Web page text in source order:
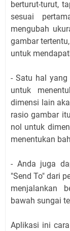
berturut-turut,
sesuai
mengubah
gambar
untuk
- Satu hal
untuk
dimensi lain
rasio gambar
nol untuk
menentukan
- Anda juga
"Send To" dari
menjalankan
bawah sungai
Aplikasi ini